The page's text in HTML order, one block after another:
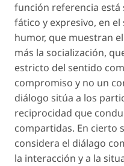
función referencia está
fático y expresivo, en
humor, que muestran
más la socialización,
estricto del sentido
compromiso y no un
diálogo sitúa a los
reciprocidad que
compartidas. En cierto
considera el diálago
la interacción y a la